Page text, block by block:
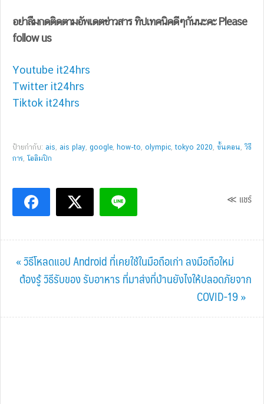
อย่าลืมกดติดตามอัพเดตข่าวสาร ทิปเทคนิคดีๆกันนะคะ Please
follow us
Youtube it24hrs
Twitter it24hrs
Tiktok it24hrs
ป้ายกำกับ: ais, ais play, google, how-to, olympic,tokyo 2020, ขั้นตอน,วิธี
การ, โอลิมปิก
≪ แชร์
Previous
Post:
« วิธีโหลดแอป Android ที่เคยใช้ในมือถือเก่า ลงมือถือใหม่
Next
ต้องรู้ วิธีรับของ รับอาหาร ที่มาส่งที่บ้านยังไงให้ปลอดภัยจาก
COVID-19 »